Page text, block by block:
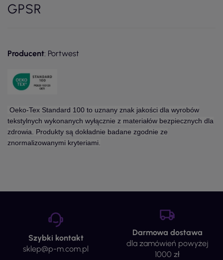
GPSR
Producent: Portwest
Oeko-Tex Standard 100 to uznany znak jakości dla wyrobów
tekstylnych wykonanych wyłącznie z materiałów bezpiecznych dla
zdrowia. Produkty są dokładnie badane zgodnie ze
znormalizowanymi kryteriami.
Szybki kontakt
sklep@p-m.com.pl
Darmowa dostawa
dla zamówień powyżej
1000 zł